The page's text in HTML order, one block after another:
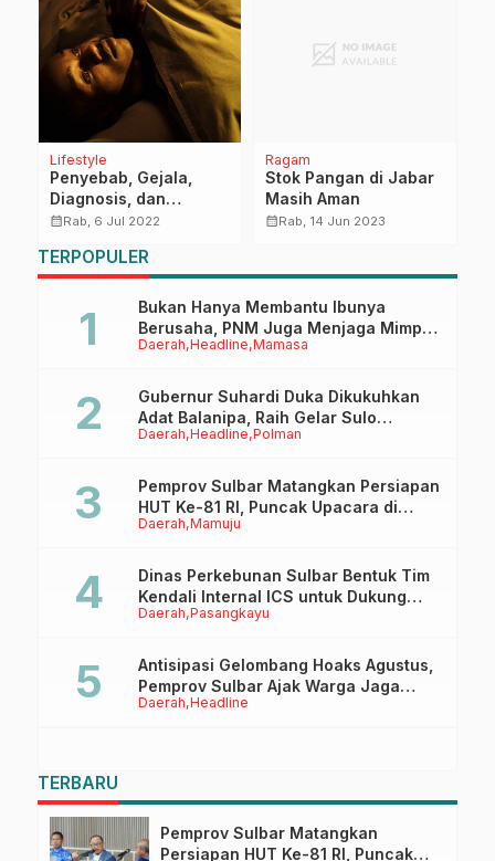
Lifestyle
Penyebab, Gejala,
Diagnosis, dan
Pengobatan Insomnia
calendar_monthRab, 6 Jul 2022
Ragam
Stok Pangan di Jabar
Masih Aman
calendar_monthRab, 14 Jun 2023
TERPOPULER
Daerah Headline Mamasa
Bukan Hanya Membantu Ibunya
Berusaha, PNM Juga Menjaga Mimpi
Anaknya Untuk Menggapai Cita-Cita
Daerah Headline Polman
Gubernur Suhardi Duka Dikukuhkan
Adat Balanipa, Raih Gelar Sulo
Tappidena
Daerah Mamuju
Pemprov Sulbar Matangkan Persiapan
HUT Ke-81 RI, Puncak Upacara di
Lapangan Ahmad Kirang
Daerah Pasangkayu
Dinas Perkebunan Sulbar Bentuk Tim
Kendali Internal ICS untuk Dukung
Sertifikasi ISPO Pekebun di
Daerah Headline
Antisipasi Gelombang Hoaks Agustus,
Pemprov Sulbar Ajak Warga Jaga
Ruang Digital
TERBARU
Pemprov Sulbar Matangkan
Persiapan HUT Ke-81 RI, Puncak